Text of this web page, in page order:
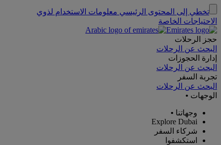
تخطي إلى المحتوى الرئيسي معلومات الاستخدام لذوي
الاحتياجات الخاصة
حجز الرحلات
البحث عن الرحلات
إدارة الحجوزات
البحث عن الرحلات
تجربة السفر
البحث عن الرحلات
الوجهات •
وجهاتنا •
Explore Dubai
شركاء السفر
استكشفوا